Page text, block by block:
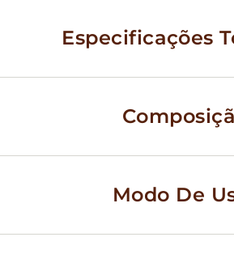
Especificações
Modo De